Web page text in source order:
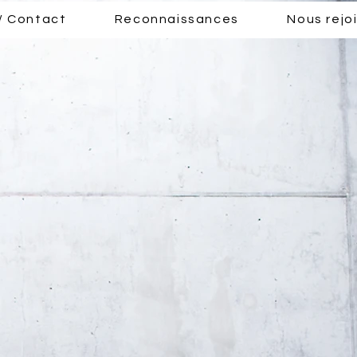
Contact Reconnaissances Nous
des sécurités - MONTPELLIER (34)